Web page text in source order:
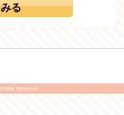
る
Reserved